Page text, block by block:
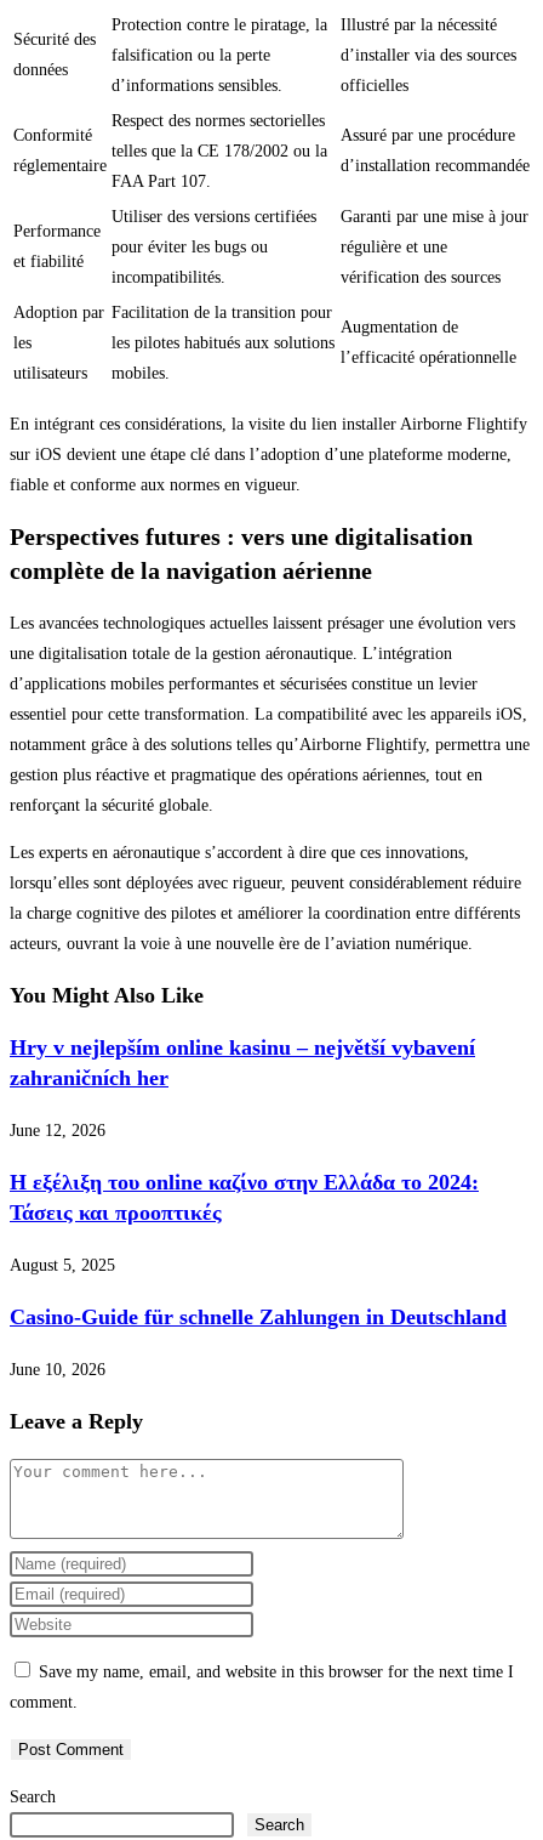
Sécurité des
données
Protection contre le piratage, la
falsification ou la perte
d’informations sensibles.
Illustré par la nécessité
d’installer via des sources
officielles
Conformité
réglementaire
Respect des normes sectorielles
telles que la CE 178/2002 ou la
FAA Part 107.
Assuré par une procédure
d’installation recommandée
Performance
et fiabilité
Utiliser des versions certifiées
pour éviter les bugs ou
incompatibilités.
Garanti par une mise à jour
régulière et une
vérification des sources
Adoption par
les
utilisateurs
Facilitation de la transition pour
les pilotes habitués aux solutions
mobiles.
Augmentation de
l’efficacité opérationnelle
En intégrant ces considérations, la visite du lien installer Airborne Flightify
sur iOS devient une étape clé dans l’adoption d’une plateforme moderne,
fiable et conforme aux normes en vigueur.
Perspectives futures : vers une digitalisation
complète de la navigation aérienne
Les avancées technologiques actuelles laissent présager une évolution vers
une digitalisation totale de la gestion aéronautique. L’intégration
d’applications mobiles performantes et sécurisées constitue un levier
essentiel pour cette transformation. La compatibilité avec les appareils iOS,
notamment grâce à des solutions telles qu’Airborne Flightify, permettra une
gestion plus réactive et pragmatique des opérations aériennes, tout en
renforçant la sécurité globale.
Les experts en aéronautique s’accordent à dire que ces innovations,
lorsqu’elles sont déployées avec rigueur, peuvent considérablement réduire
la charge cognitive des pilotes et améliorer la coordination entre différents
acteurs, ouvrant la voie à une nouvelle ère de l’aviation numérique.
You Might Also Like
Hry v nejlepším online kasinu – největší vybavení
zahraničních her
June 12, 2026
Η εξέλιξη του online καζίνο στην Ελλάδα το 2024:
Τάσεις και προοπτικές
August 5, 2025
Casino-Guide für schnelle Zahlungen in Deutschland
June 10, 2026
Leave a Reply
Comment
Enter
your
name
comment
Enter
your
comment
Enter
(optional)
Save my name, email, and website in this browser for the next time I
comment.
Search
Search